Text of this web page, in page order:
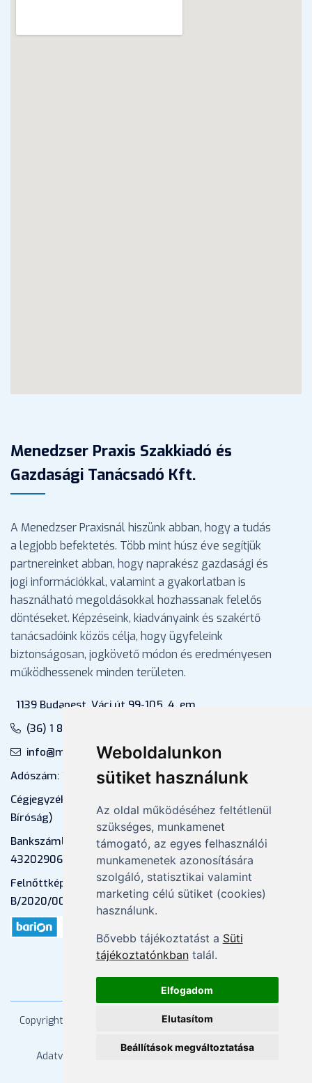
Weboldalunkon
sütiket használunk
Az oldal működéséhez feltétlenül
szükséges, munkamenet
támogató, az egyes felhasználói
munkamenetek azonosítására
szolgáló, statisztikai valamint
marketing célú sütiket (cookies)
használunk.
Bővebb tájékoztatást a Süti
tájékoztatónkbantalál.
Elfogadom
Elutasítom
Beállítások megváltoztatása
Menedzser Praxis Szakkiadó és
Gazdasági Tanácsadó Kft.
A Menedzser Praxisnál hiszünk abban, hogy a tudás
a legjobb befektetés. Több mint húsz éve segítjük
partnereinket abban, hogy naprakész gazdasági és
jogi információkkal, valamint a gyakorlatban is
használható megoldásokkal hozhassanak felelős
döntéseket. Képzéseink, kiadványaink és szakértő
tanácsadóink közös célja, hogy ügyfeleink
biztonságosan, jogkövető módon és eredményesen
működhessenek minden területen.
1139 Budapest, Váci út 99-105. 4. em.
(36) 1 880 76 00
info@mprx.hu
Adószám: 13598145-2-41
Cégjegyzékszám: 01-09-883770 (Fővárosi
Bíróság)
Bankszámlaszám: CIB Bank, 10700581-
43202906-51100005
Felnőttképzési nyilvántartási szám:
B/2020/000053
Copyright 2026 Mprx. Minden jog fenntartva
Adatvédelem
ÁSZF Impresszum